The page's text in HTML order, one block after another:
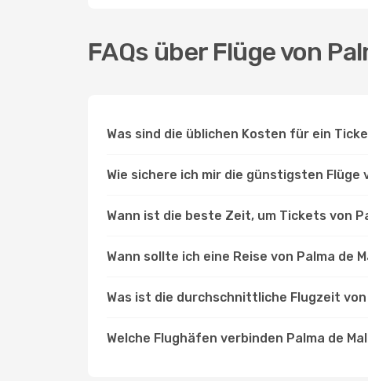
FAQs über Flüge von
Was sind die üblichen Kosten für ein
Wie sichere ich mir die günstigsten Flüge
Wann ist die beste Zeit, um Tickets von
Wann sollte ich eine Reise von Palma de
Was ist die durchschnittliche Flugzeit
Welche Flughäfen verbinden Palma de